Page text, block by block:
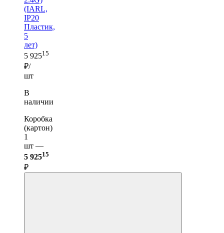
(IARL,
IP20
Пластик,
5
лет)
5 92515
₽/
шт
В
наличии
Коробка
(картон)
1
шт —
5 92515
₽